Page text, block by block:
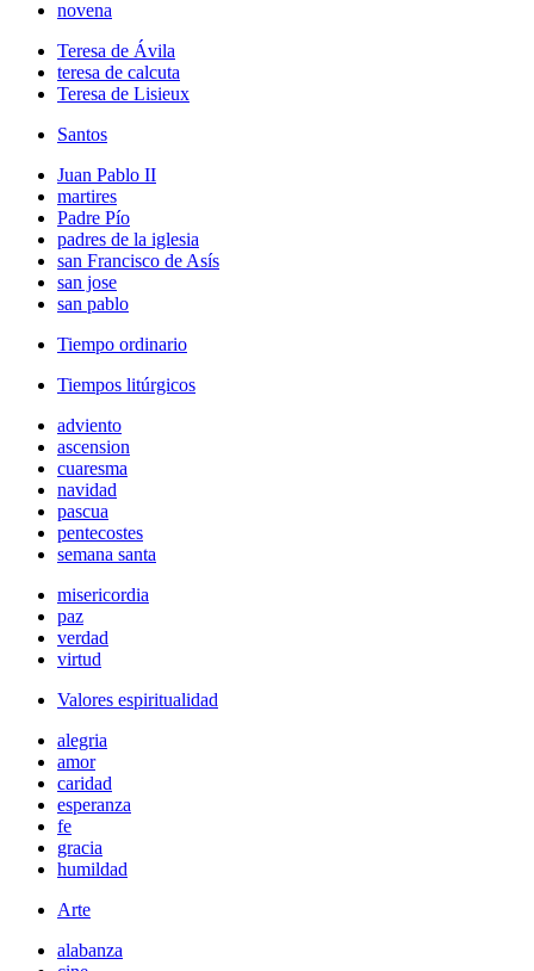
novena
Teresa de Ávila
teresa de calcuta
Teresa de Lisieux
Santos
Juan Pablo II
martires
Padre Pío
padres de la iglesia
san Francisco de Asís
san jose
san pablo
Tiempo ordinario
Tiempos litúrgicos
adviento
ascension
cuaresma
navidad
pascua
pentecostes
semana santa
misericordia
paz
verdad
virtud
Valores espiritualidad
alegria
amor
caridad
esperanza
fe
gracia
humildad
Arte
alabanza